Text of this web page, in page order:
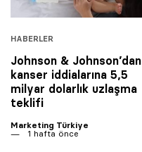
HABERLER
Johnson & Johnson’dan
kanser iddialarına 5,5
milyar dolarlık uzlaşma
teklifi
Marketing Türkiye
1 hafta önce